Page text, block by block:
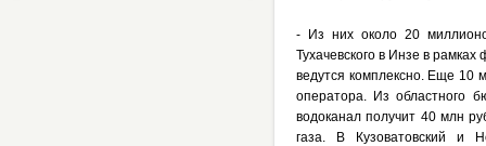
- Из них около 20
Тухачевского в Инзе в
ведутся комплексно. Еще 10
оператора. Из областного
водоканал получит 40 млн
газа. В Кузоватовский и